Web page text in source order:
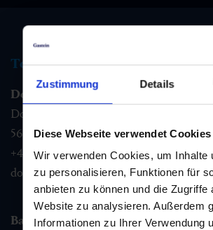
Zustimmung Details
Diese Webseite verwendet Cookies
Wir verwenden Cookies, um Inhalte
zu personalisieren, Funktionen für
anbieten zu können und die Zugriffe
Website zu analysieren. Außerdem
Informationen zu Ihrer Verwendung
Tourismus Information
Dorfgastein
Dorfstraße 1,
5632 Dorfgastein
+43 6432 3393 460
dorfgastein@gastein.com
Bad Hofgastein